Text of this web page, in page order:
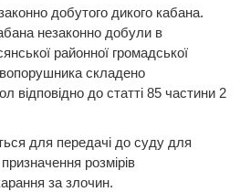
добутого дикого кабана.
незаконно добули в
районної громадської
складено
відповідно до статті 85 частини 2
для передачі до суду для
розмірів
за злочин.